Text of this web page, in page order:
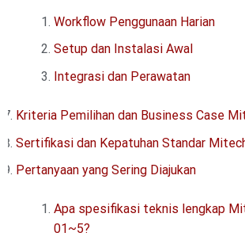
Workflow Penggunaan Harian
Setup dan Instalasi Awal
Integrasi dan Perawatan
Kriteria Pemilihan dan Business Case
Sertifikasi dan Kepatuhan Standar
Pertanyaan yang Sering Diajukan
Apa spesifikasi teknis lengkap
01~5?